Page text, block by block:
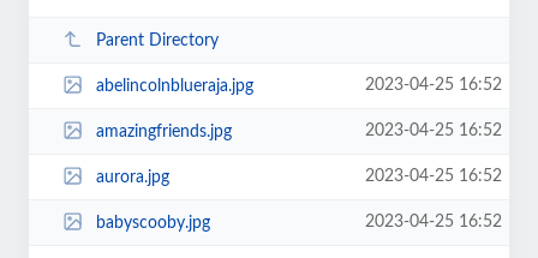
Parent Directory
abelincolnblueraja.jpg 2023-04-25 16:52
amazingfriends.jpg 2023-04-25 16:52
aurora.jpg 2023-04-25 16:52
babyscooby.jpg 2023-04-25 16:52